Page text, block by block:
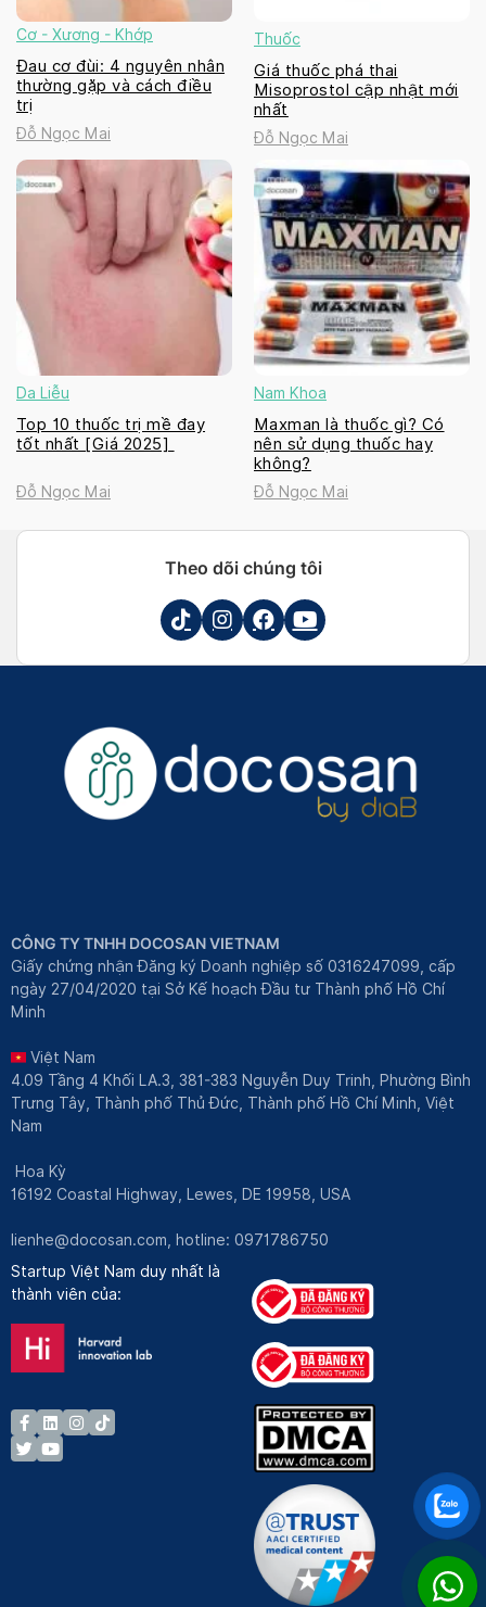
Cơ - Xương - Khớp
Đau cơ đùi: 4 nguyên nhân
thường gặp và cách điều
trị
Đỗ Ngọc Mai
Thuốc
Giá thuốc phá thai
Misoprostol cập nhật mới
nhất
Đỗ Ngọc Mai
Da Liễu
Top 10 thuốc trị mề đay
tốt nhất [Giá 2025]
Đỗ Ngọc Mai
Nam Khoa
Maxman là thuốc gì? Có
nên sử dụng thuốc hay
không?
Đỗ Ngọc Mai
Theo dõi chúng tôi
CÔNG TY TNHH DOCOSAN VIETNAM
Giấy chứng nhận Đăng ký Doanh nghiệp số 0316247099, cấp
ngày 27/04/2020 tại Sở Kế hoạch Đầu tư Thành phố Hồ Chí
Minh
Việt Nam
4.09 Tầng 4 Khối LA.3, 381-383 Nguyễn Duy Trinh, Phường Bình
Trưng Tây, Thành phố Thủ Đức, Thành phố Hồ Chí Minh, Việt
Nam
Hoa Kỳ
16192 Coastal Highway, Lewes, DE 19958, USA
lienhe@docosan.com , hotline: 0971786750
Startup Việt Nam duy nhất là
thành viên của: